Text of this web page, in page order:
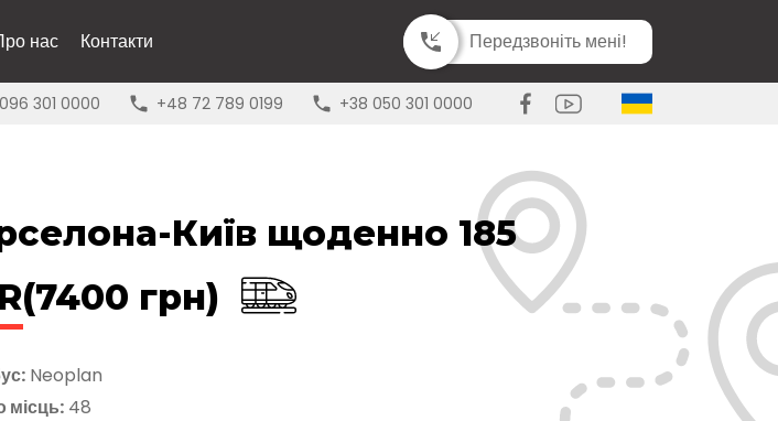
нас Контакти Передзвоніть мені!
301 0000 +48 72 789 0199 +38 050 301 0000
Київ щоденно 185
грн)
Neoplan
місць: 48